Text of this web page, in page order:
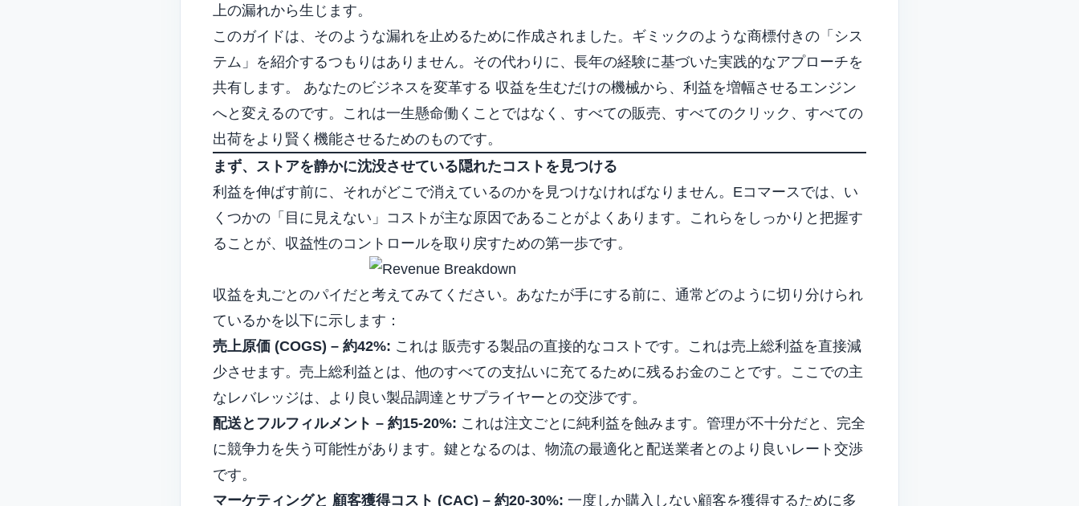
上の漏れから生じます。
このガイドは、そのような漏れを止めるために作成されました。ギミックのような商標付きの「シス
テム」を紹介するつもりはありません。その代わりに、長年の経験に基づいた実践的なアプローチを
共有します。 あなたのビジネスを変革する 収益を生むだけの機械から、利益を増幅させるエンジン
へと変えるのです。これは一生懸命働くことではなく、すべての販売、すべてのクリック、すべての
出荷をより賢く機能させるためのものです。
まず、ストアを静かに沈没させている隠れたコストを見つける
利益を伸ばす前に、それがどこで消えているのかを見つけなければなりません。Eコマースでは、い
くつかの「目に見えない」コストが主な原因であることがよくあります。これらをしっかりと把握す
ることが、収益性のコントロールを取り戻すための第一歩です。
収益を丸ごとのパイだと考えてみてください。あなたが手にする前に、通常どのように切り分けられ
ているかを以下に示します：
売上原価 (COGS) – 約42%: これは 販売する製品の直接的なコストです。これは売上総利益を直接減
少させます。売上総利益とは、他のすべての支払いに充てるために残るお金のことです。ここでの主
なレバレッジは、より良い製品調達とサプライヤーとの交渉です。
配送とフルフィルメント – 約15-20%: これは注文ごとに純利益を蝕みます。管理が不十分だと、完全
に競争力を失う可能性があります。鍵となるのは、物流の最適化と配送業者とのより良いレート交渉
です。
マーケティングと 顧客獲得コスト (CAC) – 約20-30%: 一度しか購入しない顧客を獲得するために多